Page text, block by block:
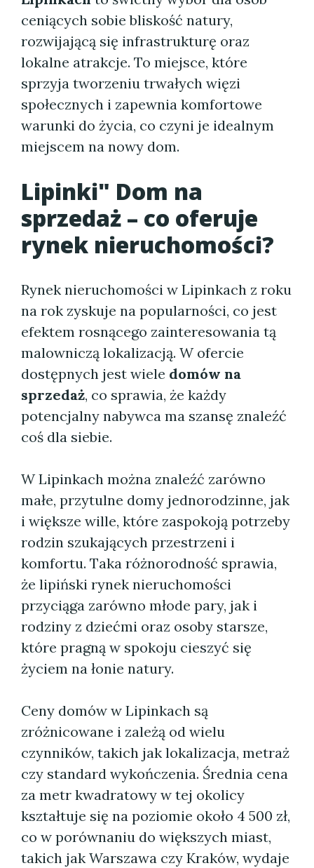
ceniących sobie bliskość natury,
rozwijającą się infrastrukturę oraz
lokalne atrakcje. To miejsce, które
sprzyja tworzeniu trwałych więzi
społecznych i zapewnia komfortowe
warunki do życia, co czyni je idealnym
miejscem na nowy dom.
Lipinki" Dom na
sprzedaż – co oferuje
rynek nieruchomości?
Rynek nieruchomości w Lipinkach z roku
na rok zyskuje na popularności, co jest
efektem rosnącego zainteresowania tą
malowniczą lokalizacją. W ofercie
dostępnych jest wiele domów na
sprzedaż, co sprawia, że każdy
potencjalny nabywca ma szansę znaleźć
coś dla siebie.
W Lipinkach można znaleźć zarówno
małe, przytulne domy jednorodzinne, jak
i większe wille, które zaspokoją potrzeby
rodzin szukających przestrzeni i
komfortu. Taka różnorodność sprawia,
że lipiński rynek nieruchomości
przyciąga zarówno młode pary, jak i
rodziny z dziećmi oraz osoby starsze,
które pragną w spokoju cieszyć się
życiem na łonie natury.
Ceny domów w Lipinkach są
zróżnicowane i zależą od wielu
czynników, takich jak lokalizacja, metraż
czy standard wykończenia. Średnia cena
za metr kwadratowy w tej okolicy
kształtuje się na poziomie około 4 500 zł,
co w porównaniu do większych miast,
takich jak Warszawa czy Kraków, wydaje